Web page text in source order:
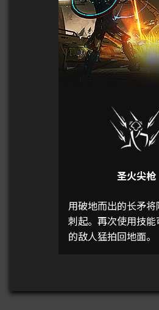
圣火尖枪
用破地而出的长矛将
刺起。再次使用技能
的敌人猛拍回地面。